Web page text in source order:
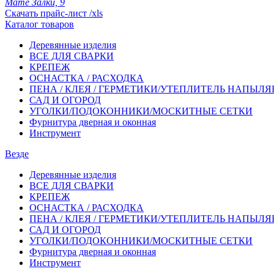
Скачать прайс-лист /xls
Каталог товаров
Деревянные изделия
ВСЕ ДЛЯ СВАРКИ
КРЕПЕЖ
ОСНАСТКА / РАСХОДКА
ПЕНА / КЛЕЯ / ГЕРМЕТИКИ/УТЕПЛИТЕЛЬ
САД И ОГОРОД
УГОЛКИ/ПОДОКОННИКИ/МОСКИТНЫЕ СЕТКИ
Фурнитура дверная и оконная
Инструмент
Везде
Деревянные изделия
ВСЕ ДЛЯ СВАРКИ
КРЕПЕЖ
ОСНАСТКА / РАСХОДКА
ПЕНА / КЛЕЯ / ГЕРМЕТИКИ/УТЕПЛИТЕЛЬ
САД И ОГОРОД
УГОЛКИ/ПОДОКОННИКИ/МОСКИТНЫЕ СЕТКИ
Фурнитура дверная и оконная
Инструмент